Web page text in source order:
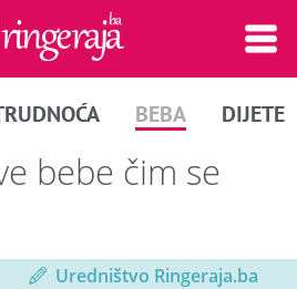
BEBA DIJETE
bebe čim se
Uredništvo Ringeraja.ba